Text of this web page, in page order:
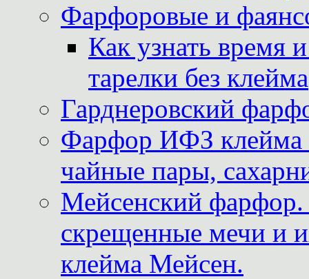
Фарфоровые и
Как узнать время
тарелки без клейма
Гарднеровский
Фарфор ИФЗ клейма
чайные пары,
Мейсенский фарфор.
скрещенные мечи и
клейма Мейсен.